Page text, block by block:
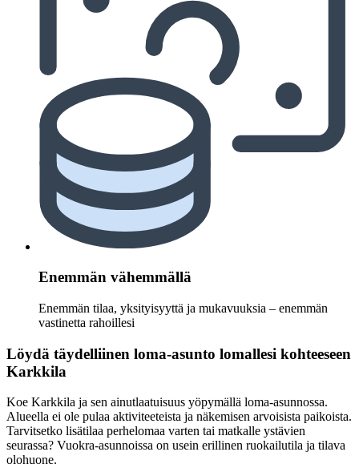
Enemmän vähemmällä
Enemmän tilaa, yksityisyyttä ja mukavuuksia – enemmän
vastinetta rahoillesi
Löydä täydelliinen loma-asunto lomallesi kohteeseen
Karkkila
Koe Karkkila ja sen ainutlaatuisuus yöpymällä loma-asunnossa.
Alueella ei ole pulaa aktiviteeteista ja näkemisen arvoisista paikoista.
Tarvitsetko lisätilaa perhelomaa varten tai matkalle ystävien
seurassa? Vuokra-asunnoissa on usein erillinen ruokailutila ja tilava
olohuone.